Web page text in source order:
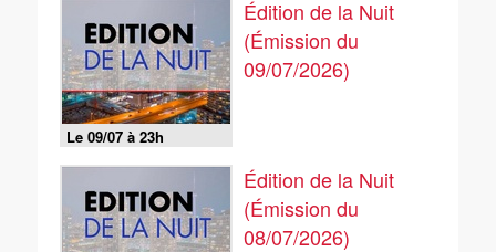
Le 09/07 à 23h
Édition de la Nuit
(Émission du
09/07/2026)
Édition de la Nuit
(Émission du
08/07/2026)